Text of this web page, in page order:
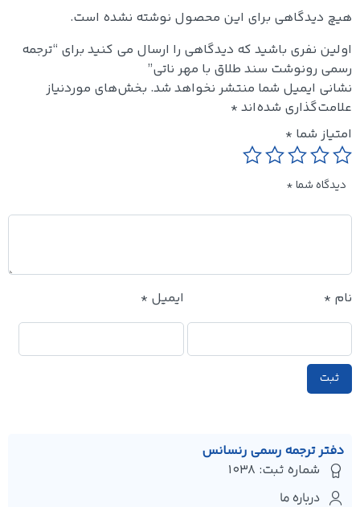
هیچ دیدگاهی برای این محصول نوشته نشده است.
اولین نفری باشید که دیدگاهی را ارسال می کنید برای “ترجمه
رسمی رونوشت سند طلاق با مهر ناتی”
نشانی ایمیل شما منتشر نخواهد شد. بخش‌های موردنیاز
علامت‌گذاری شده‌اند *
امتیاز شما *
دیدگاه شما*
نام * ایمیل *
دفتر ترجمه رسمی رنسانس
شماره ثبت: 1038
درباره ما